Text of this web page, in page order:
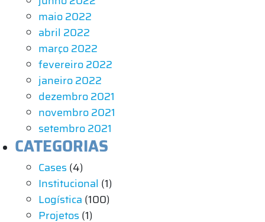
maio 2022
abril 2022
março 2022
fevereiro 2022
janeiro 2022
dezembro 2021
novembro 2021
setembro 2021
CATEGORIAS
Cases (4)
Institucional (1)
Logística (100)
Projetos (1)